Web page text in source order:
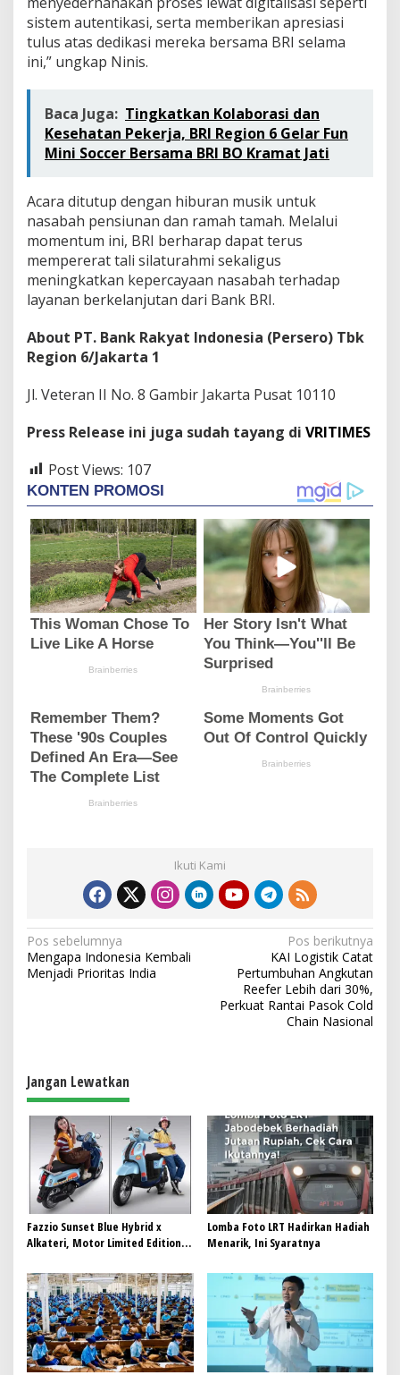
sistem autentikasi, serta memberikan apresiasi
tulus atas dedikasi mereka bersama BRI selama
ini,” ungkap Ninis.
Baca Juga: Tingkatkan Kolaborasi dan
Kesehatan Pekerja, BRI Region 6 Gelar Fun
Mini Soccer Bersama BRI BO Kramat Jati
Acara ditutup dengan hiburan musik untuk
nasabah pensiunan dan ramah tamah. Melalui
momentum ini, BRI berharap dapat terus
mempererat tali silaturahmi sekaligus
meningkatkan kepercayaan nasabah terhadap
layanan berkelanjutan dari Bank BRI.
About PT. Bank Rakyat Indonesia (Persero) Tbk
Region 6/Jakarta 1
Jl. Veteran II No. 8 Gambir Jakarta Pusat 10110
Press Release ini juga sudah tayang di VRITIMES
Post Views: 107
Ikuti Kami
N
a
a
s
i
p
o
s
Pos sebelumnya
Mengapa Indonesia Kembali
Menjadi Prioritas India
Pos berikutnya
KAI Logistik Catat
Pertumbuhan Angkutan
Reefer Lebih dari 30%,
Perkuat Rantai Pasok Cold
Chain Nasional
Jangan Lewatkan
Fazzio Sunset Blue Hybrid x
Alkateri, Motor Limited Edition
Future Lo
Lomba Foto LRT Hadirkan Hadiah
Menarik, Ini Syaratnya